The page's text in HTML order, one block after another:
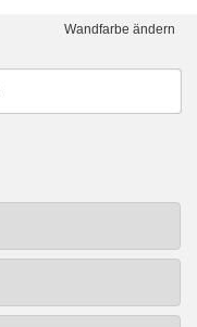
Wandfarbe ändern